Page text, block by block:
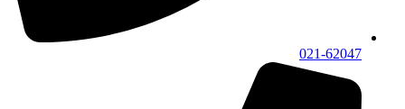
021-62047